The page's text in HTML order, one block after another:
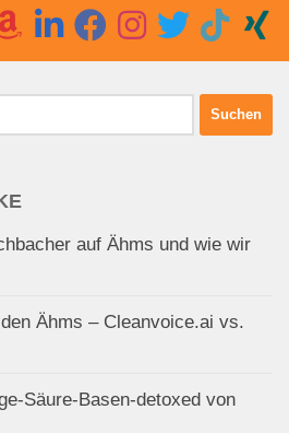
auf Ähms und wie wir
Ähms – Cleanvoice.ai vs.
Säure-Basen-detoxed von